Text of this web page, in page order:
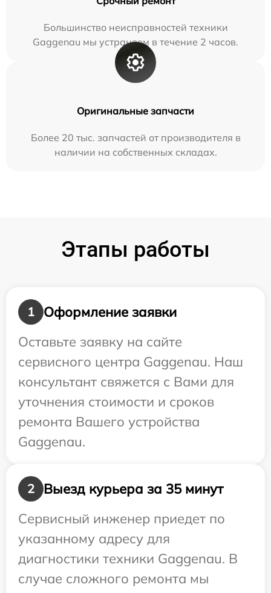
Большинство неисправностей техники
Gaggenau мы устраняем в течение 2 часов.
Оригинальные запчасти
Более 20 тыс. запчастей от производителя в
наличии на собственных складах.
Этапы работы
1
Оформление заявки
Оставьте заявку на сайте
сервисного центра Gaggenau. Наш
консультант свяжется с Вами для
уточнения стоимости и сроков
ремонта Вашего устройства
Gaggenau.
2
Выезд курьера за 35 минут
Сервисный инженер приедет по
указанному адресу для
диагностики техники Gaggenau. В
случае сложного ремонта мы